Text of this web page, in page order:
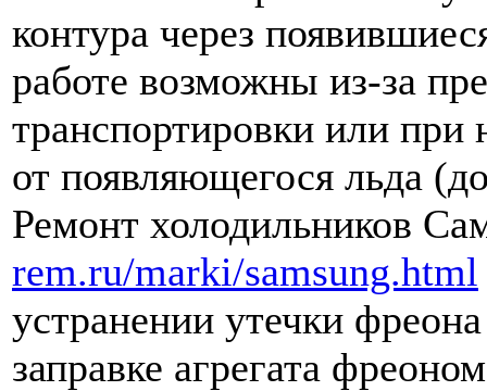
контура через
работе возможны из-за
транспортировки или при
от появляющегося льда
Ремонт холодильников
rem.ru/marki/samsung.html
устранении утечки
заправке агрегата